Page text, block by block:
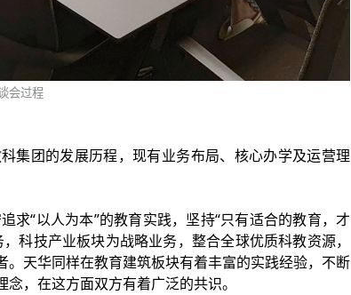
会过程
集团的发展历程，现有业务布局、核心办学及运营理
求“以人为本”的教育实践，坚持“只有适合的教育，才
科技产业板块为战略业务，整合全球优质科教资源，
天华同样在教育建筑板块有着丰富的实践经验，不断
，在这方面双方有着广泛的共识。